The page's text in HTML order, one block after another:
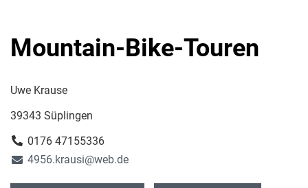
Mountain-Bike-Touren
Uwe Krause
39343 Süplingen
0176 47155336
4956.krausi@web.de